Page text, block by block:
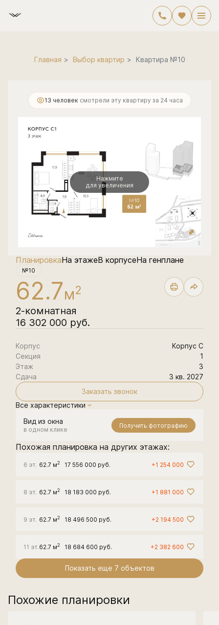
Главная Выбор квартир Квартира №10
2-комнатная 62.7 м 16 302 000 руб.
13 человек смотрели эту квартиру за 24 часа
Нажмите
для увеличения
ПланировкаНа этажеВ корпусеНа генплане
№10
62.7м2
2-комнатная
16 302 000 руб.
Корпус
Корпус С
Секция
1
Этаж
3
Сдача
3 кв. 2027
Заказать звонок
Все характеристики
Вид из окна
в одном клике
Получить фотографию
Похожая планировка на других этажах:
6 эт. 62.7 м2 17 556 000 руб. +1 254 000
8 эт. 62.7 м2 18 183 000 руб. +1 881 000
9 эт. 62.7 м2 18 496 500 руб. +2 194 500
11 эт. 62.7 м2 18 684 600 руб. +2 382 600
Показать еще 7 объектов
Похожие планировки